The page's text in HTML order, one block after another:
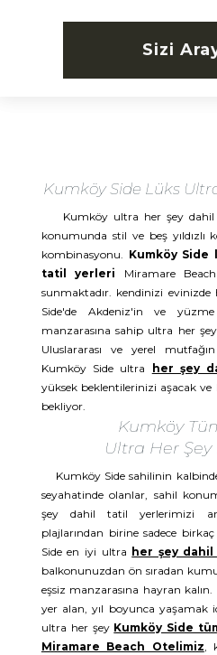
Sizi
Kumköy Side Lüks
Kumköy ultra her şey dahil
konumunda stil ve beş yıldızlı
kombinasyonu. Kumköy Side
tatil yerleri Miramare
sunmaktadır. kendinizi evinizde
Side'de Akdeniz'in ve yüzme
manzarasına sahip ultra her
Uluslararası ve yerel
Kumköy Side ultra
her şey
yüksek beklentilerinizi aşacak
bekliyor.
Kumköy
Ultra Her
Kumköy Side sahilinin
seyahatinde olanlar, sahil
şey dahil tatil yerlerimizi
plajlarından birine sadece birkaç
Side en iyi ultra her şey
balkonunuzdan ön sıradan
eşsiz manzarasına hayran
yer alan, yıl boyunca yaşamak
ultra her şey Kumköy Side
Miramare Beach Otelimiz,